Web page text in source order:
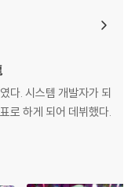
다. 시스템 개발자가 되
로 하게 되어 데뷔했다.